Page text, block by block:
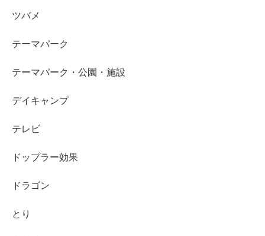
ツバメ
テーマパーク
テーマパーク・公園・施設
デイキャンプ
テレビ
ドップラー効果
ドラゴン
とり